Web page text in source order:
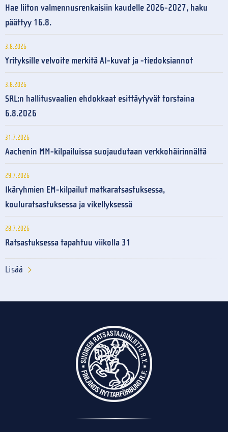
Hae liiton valmennusrenkaisiin kaudelle 2026-2027, haku
päättyy 16.8.
3.8.2026
Yrityksille velvoite merkitä AI-kuvat ja -tiedoksiannot
3.8.2026
SRL:n hallitusvaalien ehdokkaat esittäytyvät torstaina
6.8.2026
31.7.2026
Aachenin MM-kilpailuissa suojaudutaan verkkohäirinnältä
29.7.2026
Ikäryhmien EM-kilpailut matkaratsastuksessa,
kouluratsastuksessa ja vikellyksessä
28.7.2026
Ratsastuksessa tapahtuu viikolla 31
Lisää